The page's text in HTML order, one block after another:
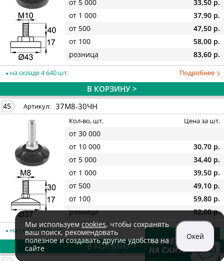
от 5 000
33,50 р.
от 1 000
37,90 р.
от 500
47,50 р.
от 100
58,00 р.
розница
83,60 р.
на складе 4 640 шт. Подробнее
В КОРЗИНУ >
45 Артикул: 37М8-30ЧН
Кол-во, шт. Цена за шт.
от 30 000
от 10 000
30,70 р.
от 5 000
34,40 р.
от 1 000
39,50 р.
от 500
49,10 р.
от 100
59,80 р.
розница
92,00 р.
на складе 916 шт. Подробнее
В КОРЗИНУ >
Мы используем cookies, чтобы сохранять
ваш поиск, рекомендовать
полезное и создавать другие удобства на
сайте
Окей